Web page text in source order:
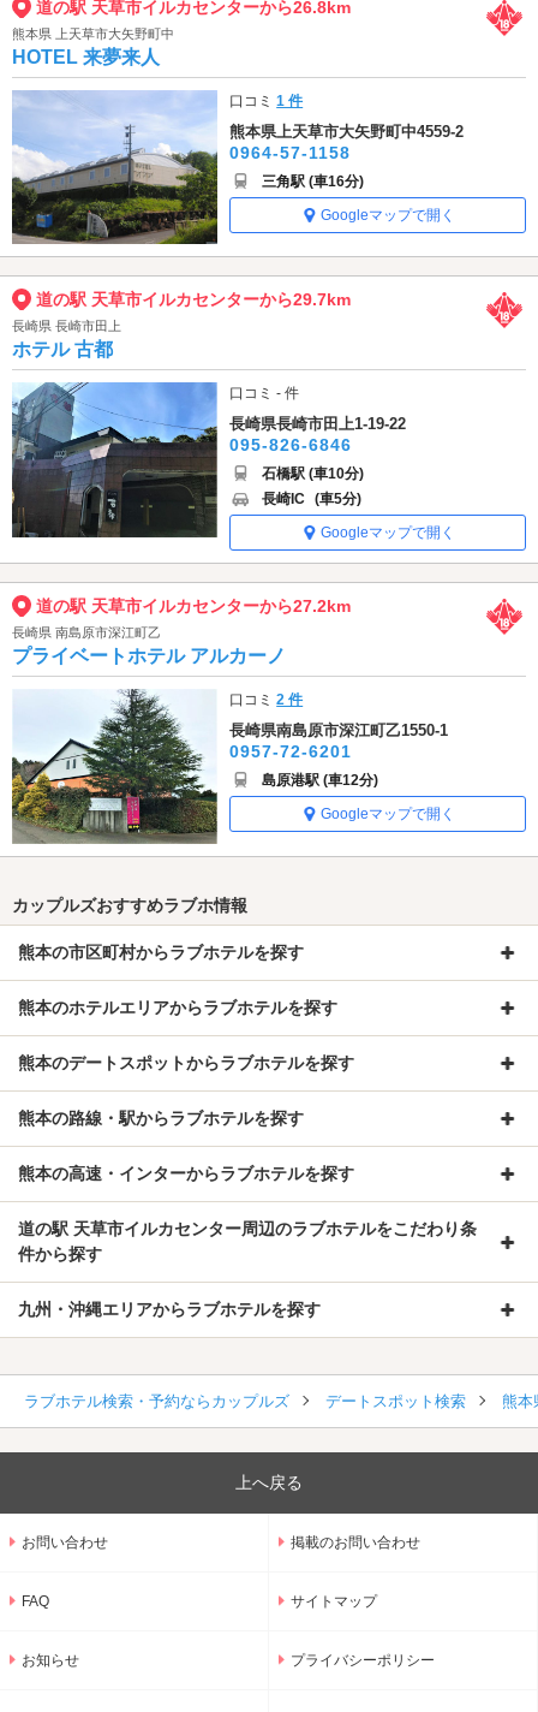
道の駅 天草市イルカセンターから26.8km
熊本県 上天草市大矢野町中
HOTEL 来夢来人
口コミ1 件
熊本県上天草市大矢野町中4559-2
0964-57-1158
三角駅 (車16分)
Googleマップで開く
道の駅 天草市イルカセンターから29.7km
長崎県 長崎市田上
ホテル 古都
口コミ - 件
長崎県長崎市田上1-19-22
095-826-6846
石橋駅 (車10分)
長崎IC (車5分)
Googleマップで開く
道の駅 天草市イルカセンターから27.2km
長崎県 南島原市深江町乙
プライベートホテル アルカーノ
口コミ2 件
長崎県南島原市深江町乙1550-1
0957-72-6201
島原港駅 (車12分)
Googleマップで開く
カップルズおすすめラブホ情報
熊本の市区町村からラブホテルを探す
熊本のホテルエリアからラブホテルを探す
熊本のデートスポットからラブホテルを探す
熊本の路線・駅からラブホテルを探す
熊本の高速・インターからラブホテルを探す
道の駅 天草市イルカセンター周辺のラブホテルをこだわり条
件から探す
九州・沖縄エリアからラブホテルを探す
ラブホテル検索・予約ならカップルズ デートスポット検索 熊本
上へ戻る
お問い合わせ 掲載のお問い合わせ
FAQ サイトマップ
お知らせ プライバシーポリシー